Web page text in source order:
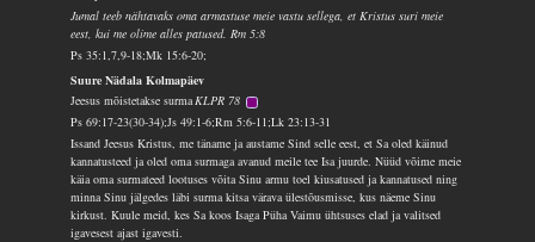
Jumal teeb nähtavaks oma armastuse meie vastu sellega, et Kristus suri meie
eest, kui me olime alles patused. Rm 5:8
Ps 35:1,7,9-18;Mk 15:6-20;
Suure Nädala Kolmapäev
Jeesus mõistetakse surmaKLPR 78
Ps 69:17-23(30-34);Js 49:1-6;Rm 5:6-11;Lk 23:13-31
Issand Jeesus Kristus, me täname ja austame Sind selle eest, et Sa oled käinud
kannatusteed ja oled oma surmaga avanud meile tee Isa juurde. Nüüd võime meie
käia oma surmateed lootuses võita Sinu armu toel kiusatused ja kannatused ning
minna Sinu jälgedes läbi surma kitsa värava ülestõusmisse, kus näeme Sinu
kirkust. Kuule meid, kes Sa koos Isaga Püha Vaimu ühtsuses elad ja valitsed
igavesest ajast igavesti.